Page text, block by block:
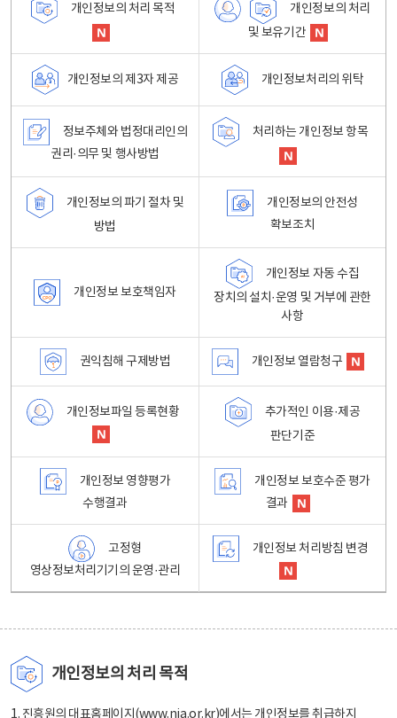
개인정보의 처리 목적
개인정보의 처리
및 보유기간
개인정보의 제3자 제공 개인정보처리의 위탁
정보주체와 법정대리인의
권리·의무 및 행사방법
처리하는 개인정보 항목
개인정보의 파기 절차 및
방법
개인정보의 안전성
확보조치
개인정보 보호책임자
개인정보 자동 수집
장치의 설치·운영 및 거부에 관한
사항
권익침해 구제방법 개인정보 열람청구
개인정보파일 등록현황
추가적인 이용·제공
판단기준
개인정보 영향평가
수행결과
개인정보 보호수준 평가
결과
고정형
영상정보처리기기의 운영·관리
개인정보 처리방침 변경
개인정보의 처리 목적
1. 진흥원의 대표홈페이지(www.nia.or.kr)에서는 개인정보를 취급하지